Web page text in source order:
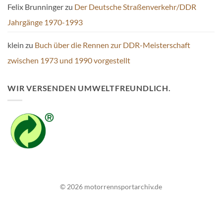
Felix Brunningerzu Der Deutsche Straßenverkehr/DDR
Jahrgänge 1970-1993
klein zu Buch über die Rennen zur DDR-Meisterschaft
zwischen 1973 und 1990 vorgestellt
WIR VERSENDEN UMWELTFREUNDLICH.
© 2026 motorrennsportarchiv.de